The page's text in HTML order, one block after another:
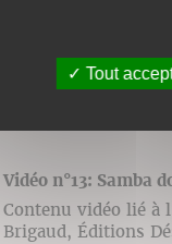
Vidéo n°13: Samba
Contenu vidéo lié à
Brigaud, Éditions
Tout